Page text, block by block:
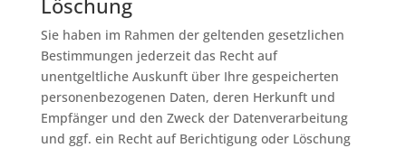
Sie haben im Rahmen der geltenden gesetzlichen
Bestimmungen jederzeit das Recht auf
unentgeltliche Auskunft über Ihre gespeicherten
personenbezogenen Daten, deren Herkunft und
Empfänger und den Zweck der Datenverarbeitung
und ggf. ein Recht auf Berichtigung oder Löschung